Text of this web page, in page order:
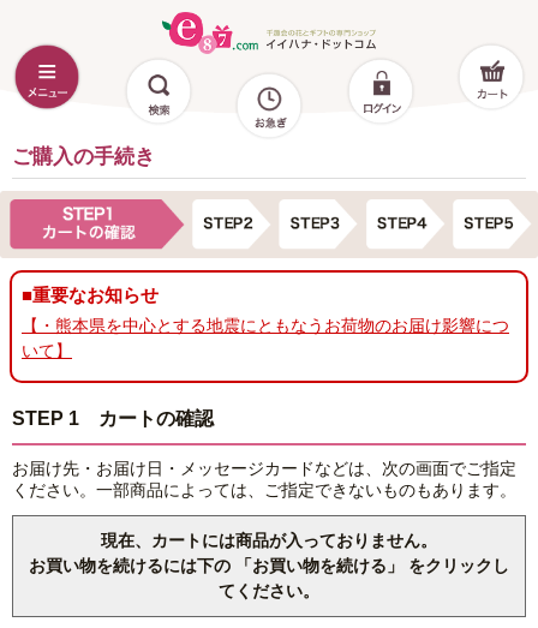
ご購入の手続き
■重要なお知らせ
【・熊本県を中心とする地震にともなうお荷物のお届け影響につ
いて】
STEP 1 カートの確認
お届け先・お届け日・メッセージカードなどは、次の画面でご指定
ください。一部商品によっては、ご指定できないものもあります。
現在、カートには商品が入っておりません。
お買い物を続けるには下の 「お買い物を続ける」 をクリックし
てください。